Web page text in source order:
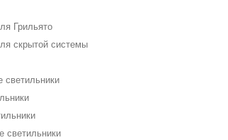
Грильято
скрытой системы
светильники